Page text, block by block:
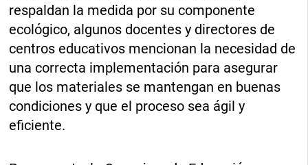
respaldan la medida por su componente
ecológico, algunos docentes y directores de
centros educativos mencionan la necesidad de
una correcta implementación para asegurar
que los materiales se mantengan en buenas
condiciones y que el proceso sea ágil y
eficiente.